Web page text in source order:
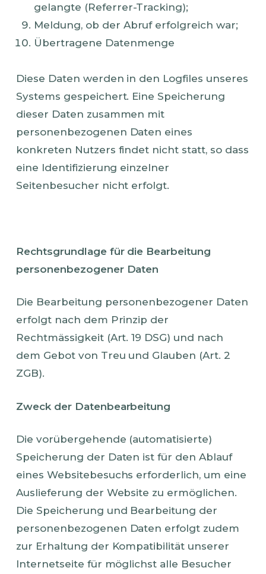
gelangte (Referrer-Tracking);
Meldung, ob der Abruf erfolgreich war;
Übertragene Datenmenge
Diese Daten werden in den Logfiles unseres
Systems gespeichert. Eine Speicherung
dieser Daten zusammen mit
personenbezogenen Daten eines
konkreten Nutzers findet nicht statt, so dass
eine Identifizierung einzelner
Seitenbesucher nicht erfolgt.
Rechtsgrundlage für die Bearbeitung
personenbezogener Daten
Die Bearbeitung personenbezogener Daten
erfolgt nach dem Prinzip der
Rechtmässigkeit (Art. 19 DSG) und nach
dem Gebot von Treu und Glauben (Art. 2
ZGB).
Zweck der Datenbearbeitung
Die vorübergehende (automatisierte)
Speicherung der Daten ist für den Ablauf
eines Websitebesuchs erforderlich, um eine
Auslieferung der Website zu ermöglichen.
Die Speicherung und Bearbeitung der
personenbezogenen Daten erfolgt zudem
zur Erhaltung der Kompatibilität unserer
Internetseite für möglichst alle Besucher